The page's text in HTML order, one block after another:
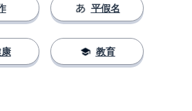
平假名
教育